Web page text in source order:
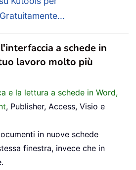
a schede in
lavoro molto più
e la lettura a schede in Word,
, Publisher, Access, Visio e
in nuove schede
finestra, invece che in